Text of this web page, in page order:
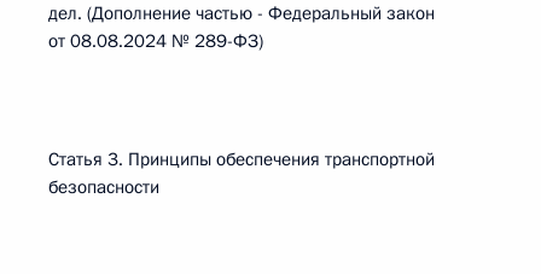
дел. (Дополнение частью - Федеральный закон
от 08.08.2024 № 289-ФЗ)
Статья 3. Принципы обеспечения транспортной
безопасности